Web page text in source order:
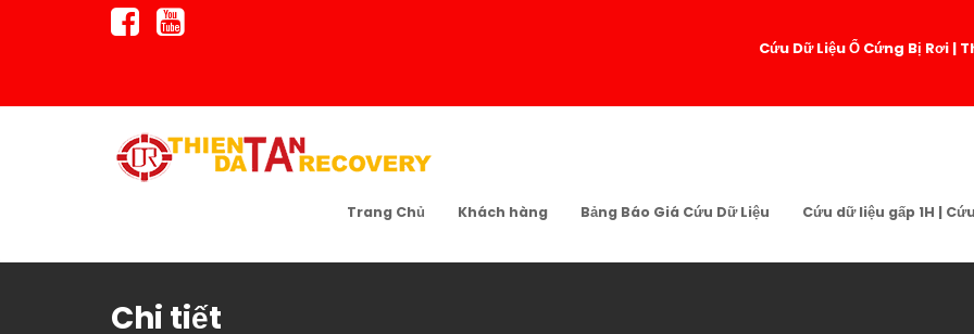
Cứu Dữ Liệu Ổ Cứng Bị Rơi |
Trang Chủ Khách hàng Bảng Báo Giá Cứu Dữ Liệu Cứu dữ liệu gấp 1H |
Chi tiết